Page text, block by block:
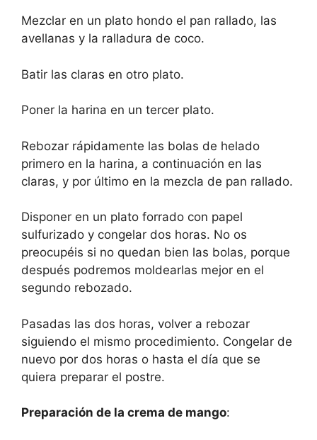
Mezclar en un plato hondo el pan rallado, las
avellanas y la ralladura de coco.
Batir las claras en otro plato.
Poner la harina en un tercer plato.
Rebozar rápidamente las bolas de helado
primero en la harina, a continuación en las
claras, y por último en la mezcla de pan rallado.
Disponer en un plato forrado con papel
sulfurizado y congelar dos horas. No os
preocupéis si no quedan bien las bolas, porque
después podremos moldearlas mejor en el
segundo rebozado.
Pasadas las dos horas, volver a rebozar
siguiendo el mismo procedimiento. Congelar de
nuevo por dos horas o hasta el día que se
quiera preparar el postre.
Preparación de la crema de mango: